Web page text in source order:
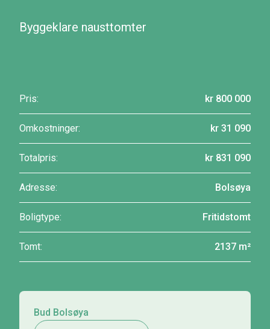
Byggeklare nausttomter
Pris: kr 800 000
Omkostninger: kr 31 090
Totalpris: kr 831 090
Adresse: Bolsøya
Boligtype: Fritidstomt
Tomt: 2137 m²
Bud Bolsøya